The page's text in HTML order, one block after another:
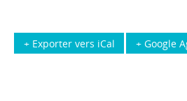
+ Google
+ Exporter vers iCal